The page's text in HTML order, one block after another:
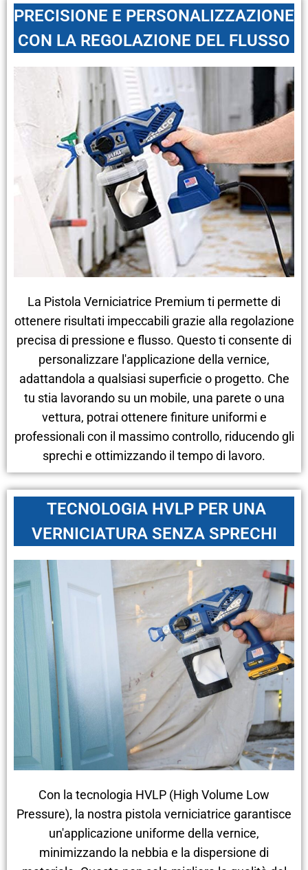
PRECISIONE E PERSONALIZZAZIONE
CON LA REGOLAZIONE DEL FLUSSO
La Pistola Verniciatrice Premium ti permette di
ottenere risultati impeccabili grazie alla regolazione
precisa di pressione e flusso. Questo ti consente di
personalizzare l'applicazione della vernice,
adattandola a qualsiasi superficie o progetto. Che
tu stia lavorando su un mobile, una parete o una
vettura, potrai ottenere finiture uniformi e
professionali con il massimo controllo, riducendo gli
sprechi e ottimizzando il tempo di lavoro.
TECNOLOGIA HVLP PER UNA
VERNICIATURA SENZA SPRECHI
Con la tecnologia HVLP (High Volume Low
Pressure), la nostra pistola verniciatrice garantisce
un'applicazione uniforme della vernice,
minimizzando la nebbia e la dispersione di